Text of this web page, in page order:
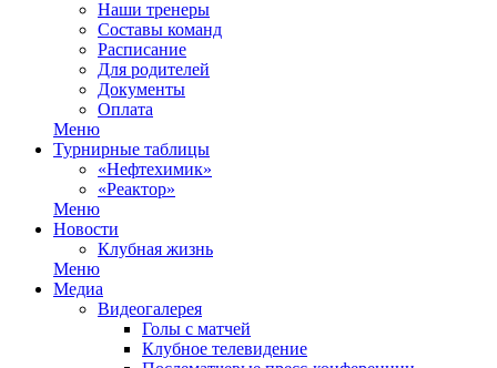
Наши тренеры
Составы команд
Расписание
Для родителей
Документы
Оплата
Меню
Турнирные таблицы
«Нефтехимик»
«Реактор»
Меню
Новости
Клубная жизнь
Меню
Медиа
Видеогалерея
Голы с матчей
Клубное телевидение